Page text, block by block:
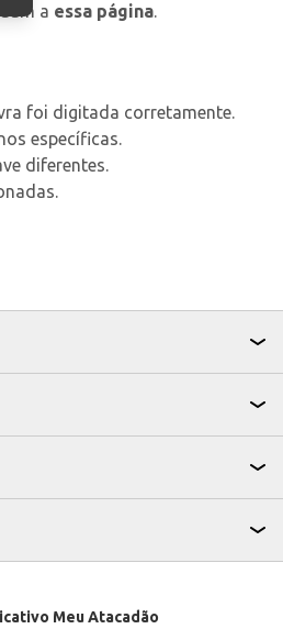
a essa página.
foi digitada corretamente.
específicas.
diferentes.
Meu Atacadão